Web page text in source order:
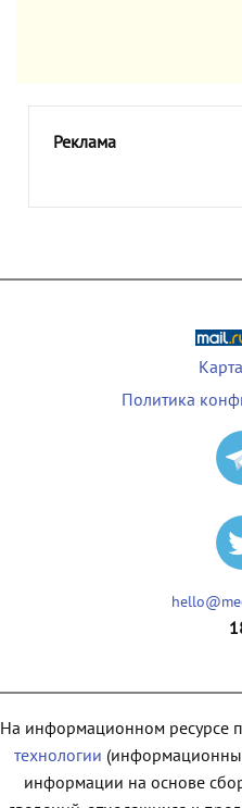
Реклама
Политика
На информационном ресурсе
технологии
информации на основе